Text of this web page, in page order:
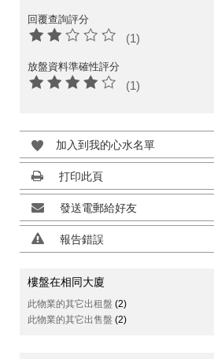
回覆查詢評分
(1)
放盤資料準確性評分
(1)
加入到我的心水名單
打印此頁
發送電郵給好友
報告錯誤
樓盤在相同大廈
此物業的其它出租盤 (2)
此物業的其它出售盤 (2)